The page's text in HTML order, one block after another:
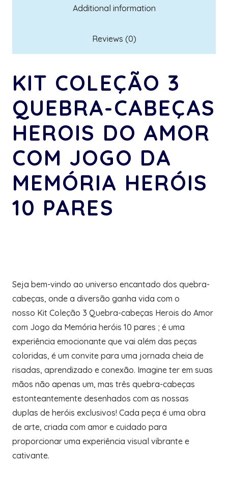
Additional information
Reviews (0)
KIT COLEÇÃO 3
QUEBRA-CABEÇAS
HEROIS DO AMOR
COM JOGO DA
MEMÓRIA HERÓIS
10 PARES
Seja bem-vindo ao universo encantado dos quebra-
cabeças, onde a diversão ganha vida com o
nosso Kit Coleção 3 Quebra-cabeças Herois do Amor
com Jogo da Memória heróis 10 pares ; é uma
experiência emocionante que vai além das peças
coloridas, é um convite para uma jornada cheia de
risadas, aprendizado e conexão. Imagine ter em suas
mãos não apenas um, mas três quebra-cabeças
estonteantemente desenhados com as nossas
duplas de heróis exclusivos! Cada peça é uma obra
de arte, criada com amor e cuidado para
proporcionar uma experiência visual vibrante e
cativante.